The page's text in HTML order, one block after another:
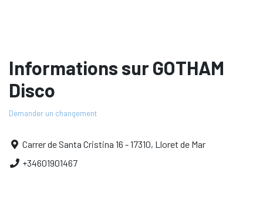
Informations sur GOTHAM
Disco
Demander un changement
Carrer de Santa Cristina 16 - 17310, Lloret de Mar
+34601901467